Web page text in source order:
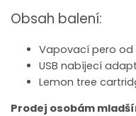
Obsah balení:
Vapovací pero od
USB nabíjecí
Lemon tree
Prodej osobám